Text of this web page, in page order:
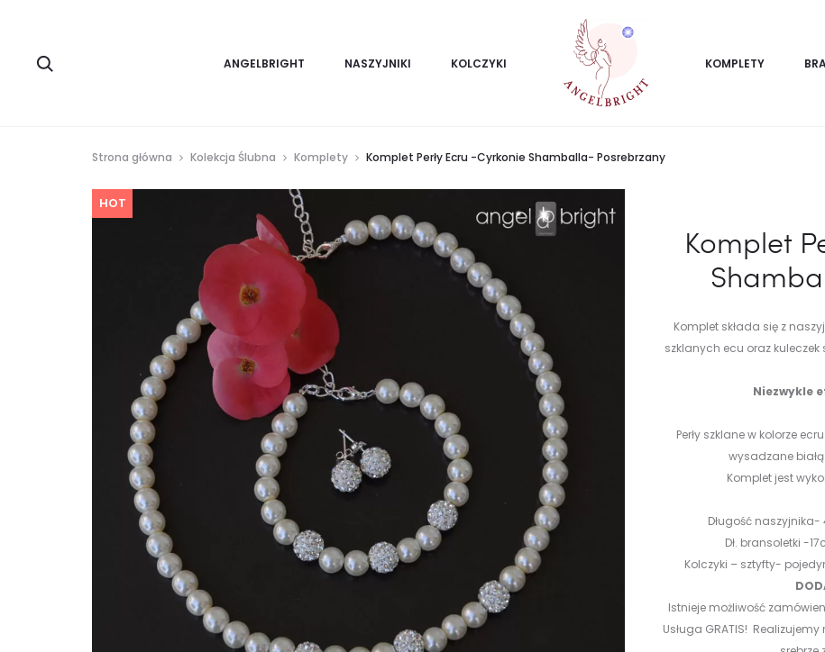
ANGELBRIGHT NASZYJNIKI KOLCZYKI KOMPLETY
Strona główna Kolekcja Ślubna Komplety Komplet Perły Ecru -Cyrkonie Shamballa- Posrebrzany
HOT
Komplet
Komplet składa się z
szklanych ecu oraz
Niezwykle
Perły szklane w kolorze
wysadzane
Komplet jest
Długość
Dł. bransoletki -
Kolczyki – sztyfty-
Istnieje możliwość
Usługa GRATIS!